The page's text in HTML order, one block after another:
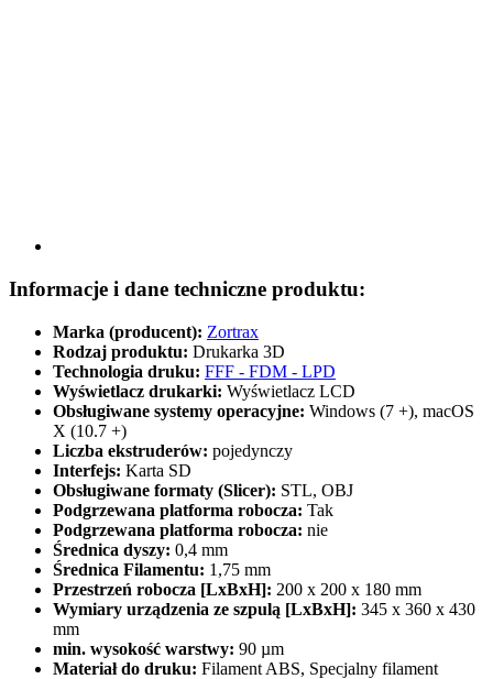
Informacje i dane techniczne produktu:
Marka (producent): Zortrax
Rodzaj produktu: Drukarka 3D
Technologia druku: FFF - FDM - LPD
Wyświetlacz drukarki: Wyświetlacz LCD
Obsługiwane systemy operacyjne: Windows (7 +), macOS
X (10.7 +)
Liczba ekstruderów: pojedynczy
Interfejs: Karta SD
Obsługiwane formaty (Slicer): STL, OBJ
Podgrzewana platforma robocza: Tak
Podgrzewana platforma robocza: nie
Średnica dyszy: 0,4 mm
Średnica Filamentu: 1,75 mm
Przestrzeń robocza [LxBxH]: 200 x 200 x 180 mm
Wymiary urządzenia ze szpulą [LxBxH]: 345 x 360 x 430
mm
min. wysokość warstwy: 90 µm
Materiał do druku: Filament ABS, Specjalny filament